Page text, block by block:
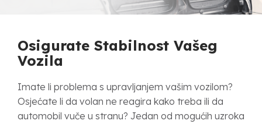
Osigurate Stabilnost Vašeg
Vozila
Imate li problema s upravljanjem vašim vozilom?
Osjećate li da volan ne reagira kako treba ili da
automobil vuče u stranu? Jedan od mogućih uzroka